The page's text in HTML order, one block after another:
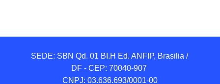
SEDE: SBN Qd. 01 BI.H Ed. ANFIP, Brasilia /
DF - CEP: 70040-907
CNPJ: 03.636.693/0001-00